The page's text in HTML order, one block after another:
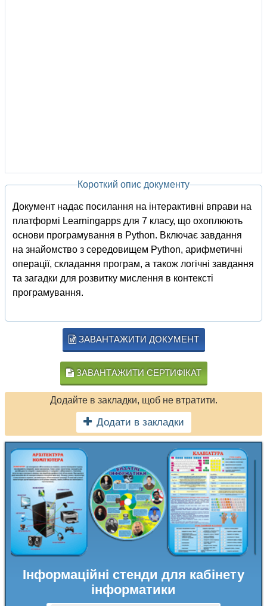
Короткий опис документу
Документ надає посилання на інтерактивні вправи на
платформі Learningapps для 7 класу, що охоплюють
основи програмування в Python. Включає завдання
на знайомство з середовищем Python, арифметичні
операції, складання програм, а також логічні завдання
та загадки для розвитку мислення в контексті
програмування.
ЗАВАНТАЖИТИ ДОКУМЕНТ
ЗАВАНТАЖИТИ СЕРТИФІКАТ
Додайте в закладки, щоб не втратити.
Додати в закладки
Інформаційні стенди для кабінету
інформатики